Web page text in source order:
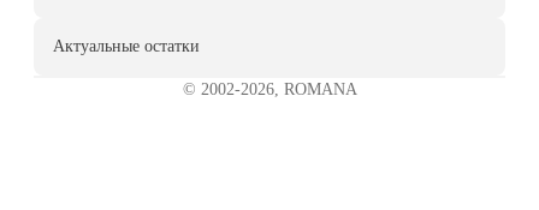
Актуальные остатки
© 2002-2026, ROMANA